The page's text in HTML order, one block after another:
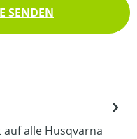
SENDEN
auf alle Husqvarna